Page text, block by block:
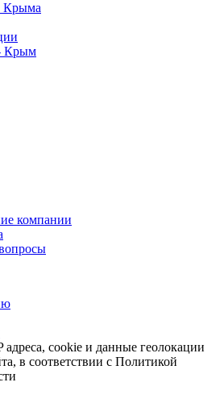
Крыма
Крым
компании
адреса, cookie и данные геолокации
в соответствии с Политикой